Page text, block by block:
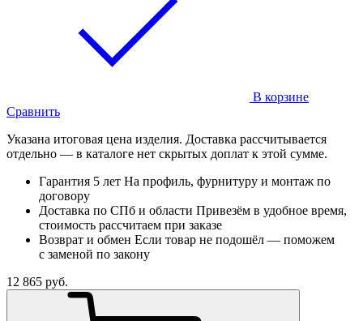
В корзине
Сравнить
Указана итоговая цена изделия. Доставка рассчитывается
отдельно — в каталоге нет скрытых доплат к этой сумме.
Гарантия 5 лет На профиль, фурнитуру и монтаж по
договору
Доставка по СПб и области Привезём в удобное время,
стоимость рассчитаем при заказе
Возврат и обмен Если товар не подошёл — поможем
с заменой по закону
12 865 руб.